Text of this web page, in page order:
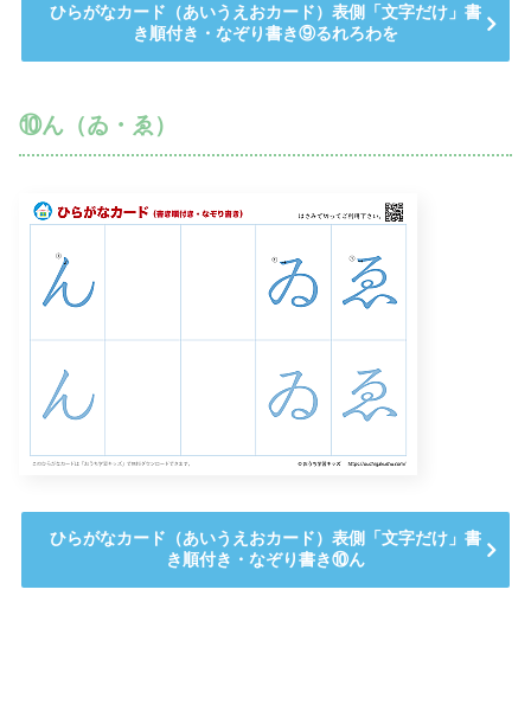
ひらがなカード（あいうえおカード）表側「文字だけ」書
き順付き・なぞり書き⑨るれろわを
⑩ん（ゐ・ゑ）
ひらがなカード（あいうえおカード）表側「文字だけ」書
き順付き・なぞり書き⑩ん